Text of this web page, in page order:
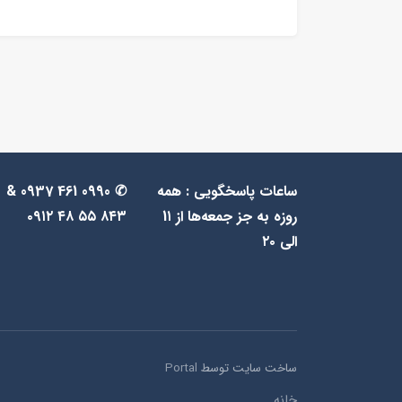
ساعات پاسخگویی : همه
روزه به جز جمعه‌ها از 1۱
الی ۲۰
✆ 0990 461 0937 &
۸۴۳ ۵۵ ۴۸ ۰۹۱۲
ساخت سایت توسط Portal